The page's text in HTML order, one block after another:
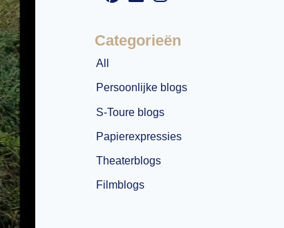
Categorieën
All
Persoonlijke blogs
S-Toure blogs
Papierexpressies
Theaterblogs
Filmblogs